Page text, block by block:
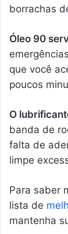
borrachas
Óleo 90
que você
poucos
O
banda de
falta de
limpe
Para saber
lista de
mantenha